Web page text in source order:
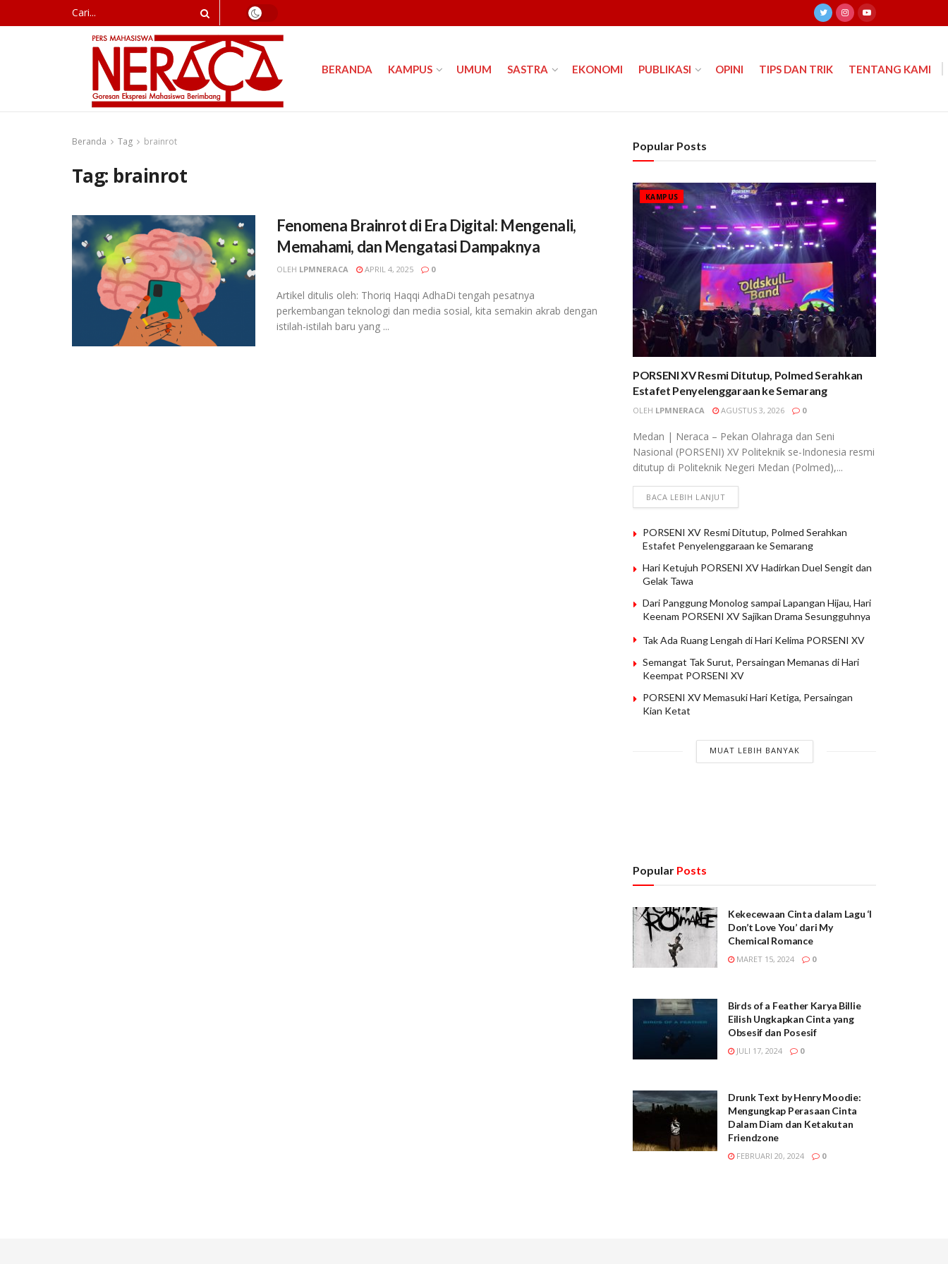
BERANDA KAMPUS UMUM SASTRA EKONOMI PUBLIKASI OPINI TIPS DAN TRIK TENTANG KAMI
Beranda Tag brainrot
Tag: brainrot
Fenomena Brainrot di Era Digital: Mengenali,
Memahami, dan Mengatasi Dampaknya
OLEH LPMNERACA APRIL 4, 2025 0
Artikel ditulis oleh: Thoriq Haqqi AdhaDi tengah pesatnya
perkembangan teknologi dan media sosial, kita semakin akrab dengan
istilah-istilah baru yang ...
Popular Posts
KAMPUS
PORSENI XV Resmi Ditutup, Polmed Serahkan
Estafet Penyelenggaraan ke Semarang
OLEH LPMNERACA AGUSTUS 3, 2026 0
Medan | Neraca – Pekan Olahraga dan Seni
Nasional (PORSENI) XV Politeknik se-Indonesia resmi
ditutup di Politeknik Negeri Medan (Polmed),...
BACA LEBIH LANJUT
PORSENI XV Resmi Ditutup, Polmed Serahkan
Estafet Penyelenggaraan ke Semarang
Hari Ketujuh PORSENI XV Hadirkan Duel Sengit dan
Gelak Tawa
Dari Panggung Monolog sampai Lapangan Hijau, Hari
Keenam PORSENI XV Sajikan Drama Sesungguhnya
Tak Ada Ruang Lengah di Hari Kelima PORSENI XV
Semangat Tak Surut, Persaingan Memanas di Hari
Keempat PORSENI XV
PORSENI XV Memasuki Hari Ketiga, Persaingan
Kian Ketat
MUAT LEBIH BANYAK
Popular Posts
Kekecewaan Cinta dalam Lagu ‘I
Don’t Love You’ dari My
Chemical Romance
MARET 15, 2024 0
Birds of a Feather Karya Billie
Eilish Ungkapkan Cinta yang
Obsesif dan Posesif
JULI 17, 2024 0
Drunk Text by Henry Moodie:
Mengungkap Perasaan Cinta
Dalam Diam dan Ketakutan
Friendzone
FEBRUARI 20, 2024 0